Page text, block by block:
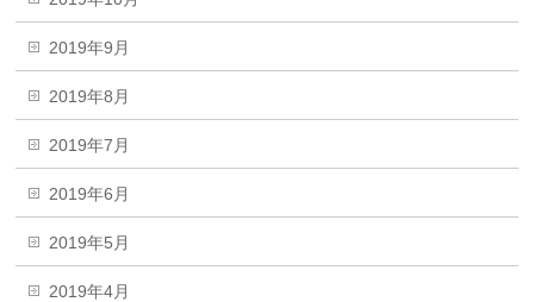
2019年9月
2019年8月
2019年7月
2019年6月
2019年5月
2019年4月